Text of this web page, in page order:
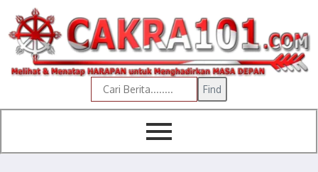
content
Find